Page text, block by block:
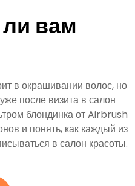
вам
в окрашивании волос, но
после визита в салон
блондинка от Airbrush
и понять, как каждый из
в салон красоты.